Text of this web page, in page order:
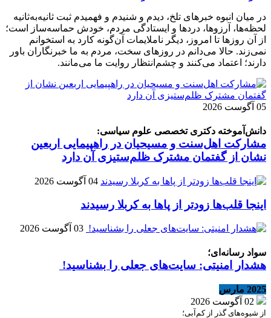
در میان انبوه خبرهای تلخ، دیدم و شنیدم و فهمیدم ثبت ثانیه‌به‌ثانیه
لحظه‌ها، آرزوها، دردها و ایستادگی مردم، خودش حماسه‌ساز است؛
از آن روزها تا امروز، دیگر ناملایمات آن‌گونه کارد به استخوانم
نمی‌زند. حالا می‌دانم در روزهای سخت، مردم به ما خبرنگاران باور
دارند؛ اعتماد می‌کنند و چشم‌انتظار روایت ما می‌مانند.
05 آگوست 2026
دانش‌آموخته دکتری تخصصی علوم سیاسی:
مشارکت اهل‌سنت و مسیحیان در راهپیمایی اربعین
نشان از گفتمان مشترک ظلم‌ستیزی آن دارد
04 آگوست 2026
اینجا قلب‌ها زودتر از پاها به کربلا رسیدند
03 آگوست 2026
سواد رسانه‌ای؛
هشدار امنیتی: سایت‌های جعلی را بشناسید!
2025 مارس
02 آگوست 2026
از شیوه‌های گذر از کم‌آبی؛